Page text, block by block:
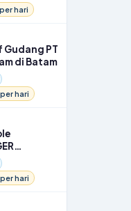
hari
PT
di Batam
hari
di
hari